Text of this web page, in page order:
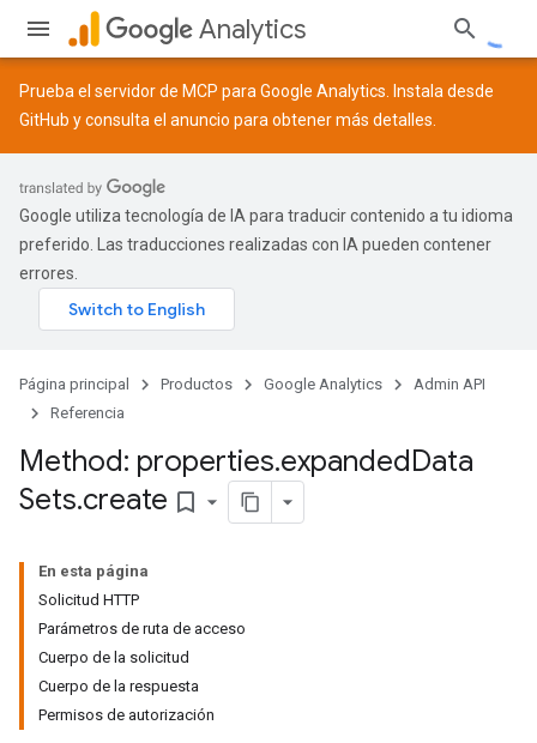
Analytics
Prueba el servidor de MCP para Google Analytics. Instala desde
GitHub y consulta el anuncio para obtener más detalles.
Google utiliza tecnología de IA para traducir contenido a tu idioma
preferido. Las traducciones realizadas con IA pueden contener
errores.
Página principal Productos Google Analytics
Admin API
Referencia
Method: properties.expandedData
Sets.create bookmark_border
En esta página
Solicitud HTTP
Parámetros de ruta de acceso
Cuerpo de la solicitud
Cuerpo de la respuesta
Permisos de autorización